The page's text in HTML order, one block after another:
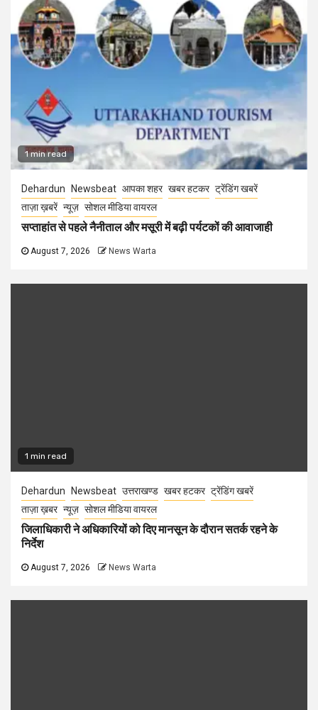
1 min read
Dehardun Newsbeat आपका शहर खबर हटकर ट्रेंडिंग खबरें
ताज़ा ख़बरें न्यूज़ सोशल मीडिया वायरल
सप्ताहांत से पहले नैनीताल और मसूरी में बढ़ी पर्यटकों की आवाजाही
August 7, 2026 News Warta
1 min read
Dehardun Newsbeat उत्तराखण्ड खबर हटकर ट्रेंडिंग खबरें
ताज़ा ख़बर न्यूज़ सोशल मीडिया वायरल
जिलाधिकारी ने अधिकारियों को दिए मानसून के दौरान सतर्क रहने के
निर्देश
August 7, 2026 News Warta